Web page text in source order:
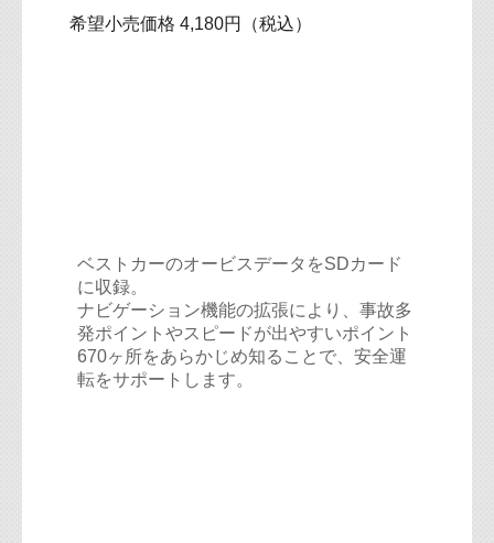
希望小売価格 4,180円（税込）
ベストカーのオービスデータをSDカード
に収録。
ナビゲーション機能の拡張により、事故多
発ポイントやスピードが出やすいポイント
670ヶ所をあらかじめ知ることで、安全運
転をサポートします。